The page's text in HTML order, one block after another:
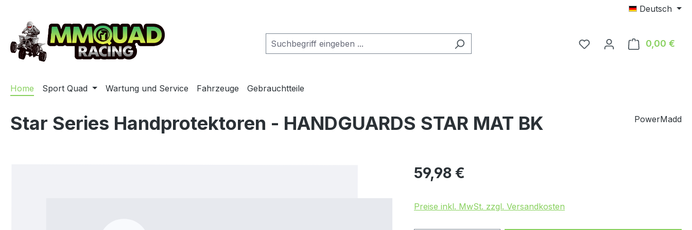
Deutsch
Du hast 0 Produkte auf
0,00 €
Home Sport Quad Wartung und Service Fahrzeuge Gebrauchtteile
Star Series Handprotektoren - HANDGUARDS STAR MAT BK PowerMadd
Regulärer Preis:
59,98 €
Preise inkl. MwSt. zzgl. Versandkosten